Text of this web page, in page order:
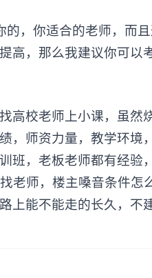
，你适合的老师，而且
高，那么我建议你可以
校老师上小课，虽然
，师资力量，教学环境
，老板老师都有经验
老师，楼主嗓音条件怎
能不能走的长久，不